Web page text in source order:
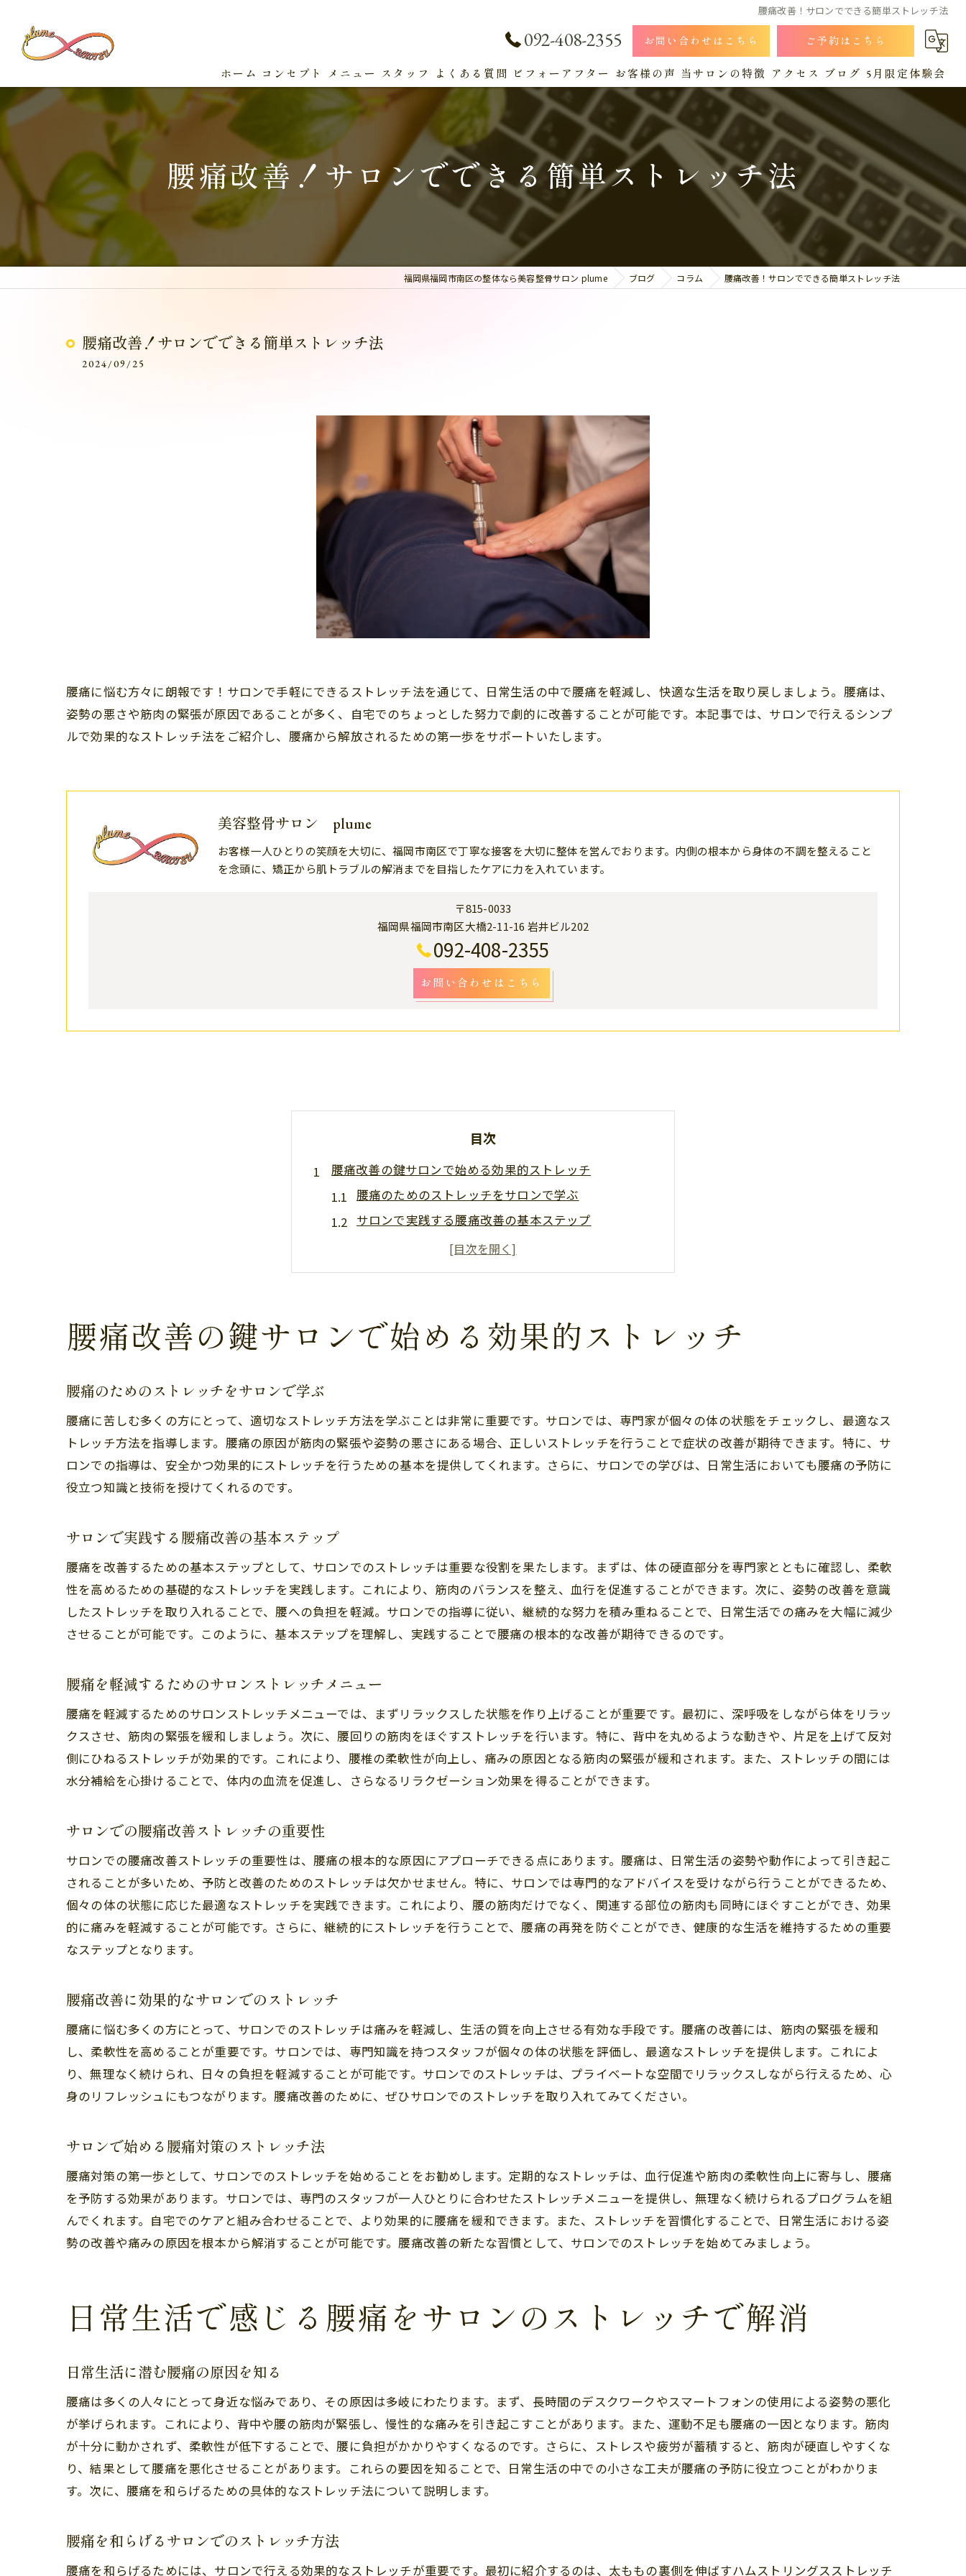
腰痛改善！サロンでできる簡単ストレッチ法
092-408-2355 お問い合わせはこちら ご予約はこちら
ホーム コンセプト メニュー
サービス
スタッフ よくある質問 ビフォーアフター お客様の声 当サロンの特徴
猫背
肩こり
アクセス
漫画特集
ブログ 5月限定体験会
腰痛改善！サロンでできる簡単ストレッチ法
福岡県福岡市南区の整体なら美容整骨サロン plume ブログ コラム 腰痛改善！サロンでできる簡単ストレッチ法
腰痛改善！サロンでできる簡単ストレッチ法
2024/09/25
腰痛に悩む方々に朗報です！サロンで手軽にできるストレッチ法を通じて、日常生活の中で腰痛を軽減し、快適な生活を取り戻しましょう。腰痛は、
姿勢の悪さや筋肉の緊張が原因であることが多く、自宅でのちょっとした努力で劇的に改善することが可能です。本記事では、サロンで行えるシンプ
ルで効果的なストレッチ法をご紹介し、腰痛から解放されるための第一歩をサポートいたします。
美容整骨サロン plume
お客様一人ひとりの笑顔を大切に、福岡市南区で丁寧な接客を大切に整体を営んでおります。内側の根本から身体の不調を整えること
を念頭に、矯正から肌トラブルの解消までを目指したケアに力を入れています。
〒815-0033
福岡県福岡市南区大橋2-11-16 岩井ビル202
092-408-2355
お問い合わせはこちら
目次
腰痛改善の鍵サロンで始める効果的ストレッチ
腰痛のためのストレッチをサロンで学ぶ
サロンで実践する腰痛改善の基本ステップ
腰痛を軽減するためのサロンストレッチメニュー
サロンでの腰痛改善ストレッチの重要性
サロンで始める腰痛対策のストレッチ法
日常生活で感じる腰痛をサロンのストレッチで解消
サロンストレッチで腰痛をケアする日常習慣
腰痛緩和のためのサロンでのストレッチ活用法
サロンでのストレッチで日常の腰痛を打開
サロンで行う簡単な腰痛ストレッチの手順
サロンで学ぶ腰痛を和らげる基本ストレッチ
腰痛を和らげるためのサロンストレッチテクニック
正しい姿勢を維持するためのサロンストレッチ
腰痛を防ぐためのサロンでの姿勢改善ストレッチ
腰痛対策の第一歩サロンのストレッチを取り入れよう
腰痛対策に効果的なサロンでのストレッチ法
サロンで始める腰痛対策の基本ストレッチ
サロンで腰痛対策の第一歩を踏み出す
サロンで手軽に腰痛を軽減するストレッチ法のすすめ
サロンで手軽にできる腰痛軽減ストレッチ
腰痛を軽減するためのサロンストレッチの利点
サロンで始める腰痛軽減ストレッチの効果
手軽に腰痛を和らげるサロンストレッチ
正しい姿勢で腰痛予防サロンでストレッチを始めよう
サロンでのストレッチで正しい姿勢を保つ
サロンで腰痛を防ぐための姿勢改善ストレッチ
腰痛予防に役立つサロンでのストレッチテクニック
腰痛からの解放サロンのストレッチで快適な生活を
サロンストレッチで腰痛から解放される日常
腰痛から解放されるためのサロンストレッチ法
快適な生活を取り戻すためのサロンストレッチ
腰痛改善の鍵サロンで始める効果的ストレッチ
腰痛のためのストレッチをサロンで学ぶ
腰痛に苦しむ多くの方にとって、適切なストレッチ方法を学ぶことは非常に重要です。サロンでは、専門家が個々の体の状態をチェックし、最適なス
トレッチ方法を指導します。腰痛の原因が筋肉の緊張や姿勢の悪さにある場合、正しいストレッチを行うことで症状の改善が期待できます。特に、サ
ロンでの指導は、安全かつ効果的にストレッチを行うための基本を提供してくれます。さらに、サロンでの学びは、日常生活においても腰痛の予防に
役立つ知識と技術を授けてくれるのです。
サロンで実践する腰痛改善の基本ステップ
腰痛を改善するための基本ステップとして、サロンでのストレッチは重要な役割を果たします。まずは、体の硬直部分を専門家とともに確認し、柔軟
性を高めるための基礎的なストレッチを実践します。これにより、筋肉のバランスを整え、血行を促進することができます。次に、姿勢の改善を意識
したストレッチを取り入れることで、腰への負担を軽減。サロンでの指導に従い、継続的な努力を積み重ねることで、日常生活での痛みを大幅に減少
させることが可能です。このように、基本ステップを理解し、実践することで腰痛の根本的な改善が期待できるのです。
腰痛を軽減するためのサロンストレッチメニュー
腰痛を軽減するためのサロンストレッチメニューでは、まずリラックスした状態を作り上げることが重要です。最初に、深呼吸をしながら体をリラッ
クスさせ、筋肉の緊張を緩和しましょう。次に、腰回りの筋肉をほぐすストレッチを行います。特に、背中を丸めるような動きや、片足を上げて反対
側にひねるストレッチが効果的です。これにより、腰椎の柔軟性が向上し、痛みの原因となる筋肉の緊張が緩和されます。また、ストレッチの間には
水分補給を心掛けることで、体内の血流を促進し、さらなるリラクゼーション効果を得ることができます。
サロンでの腰痛改善ストレッチの重要性
サロンでの腰痛改善ストレッチの重要性は、腰痛の根本的な原因にアプローチできる点にあります。腰痛は、日常生活の姿勢や動作によって引き起こ
されることが多いため、予防と改善のためのストレッチは欠かせません。特に、サロンでは専門的なアドバイスを受けながら行うことができるため、
個々の体の状態に応じた最適なストレッチを実践できます。これにより、腰の筋肉だけでなく、関連する部位の筋肉も同時にほぐすことができ、効果
的に痛みを軽減することが可能です。さらに、継続的にストレッチを行うことで、腰痛の再発を防ぐことができ、健康的な生活を維持するための重要
なステップとなります。
腰痛改善に効果的なサロンでのストレッチ
腰痛に悩む多くの方にとって、サロンでのストレッチは痛みを軽減し、生活の質を向上させる有効な手段です。腰痛の改善には、筋肉の緊張を緩和
し、柔軟性を高めることが重要です。サロンでは、専門知識を持つスタッフが個々の体の状態を評価し、最適なストレッチを提供します。これによ
り、無理なく続けられ、日々の負担を軽減することが可能です。サロンでのストレッチは、プライベートな空間でリラックスしながら行えるため、心
身のリフレッシュにもつながります。腰痛改善のために、ぜひサロンでのストレッチを取り入れてみてください。
サロンで始める腰痛対策のストレッチ法
腰痛対策の第一歩として、サロンでのストレッチを始めることをお勧めします。定期的なストレッチは、血行促進や筋肉の柔軟性向上に寄与し、腰痛
を予防する効果があります。サロンでは、専門のスタッフが一人ひとりに合わせたストレッチメニューを提供し、無理なく続けられるプログラムを組
んでくれます。自宅でのケアと組み合わせることで、より効果的に腰痛を緩和できます。また、ストレッチを習慣化することで、日常生活における姿
勢の改善や痛みの原因を根本から解消することが可能です。腰痛改善の新たな習慣として、サロンでのストレッチを始めてみましょう。
日常生活で感じる腰痛をサロンのストレッチで解消
日常生活に潜む腰痛の原因を知る
腰痛は多くの人々にとって身近な悩みであり、その原因は多岐にわたります。まず、長時間のデスクワークやスマートフォンの使用による姿勢の悪化
が挙げられます。これにより、背中や腰の筋肉が緊張し、慢性的な痛みを引き起こすことがあります。また、運動不足も腰痛の一因となります。筋肉
が十分に動かされず、柔軟性が低下することで、腰に負担がかかりやすくなるのです。さらに、ストレスや疲労が蓄積すると、筋肉が硬直しやすくな
り、結果として腰痛を悪化させることがあります。これらの要因を知ることで、日常生活の中での小さな工夫が腰痛の予防に役立つことがわかりま
す。次に、腰痛を和らげるための具体的なストレッチ法について説明します。
腰痛を和らげるサロンでのストレッチ方法
腰痛を和らげるためには、サロンで行える効果的なストレッチが重要です。最初に紹介するのは、太ももの裏側を伸ばすハムストリングスストレッチ